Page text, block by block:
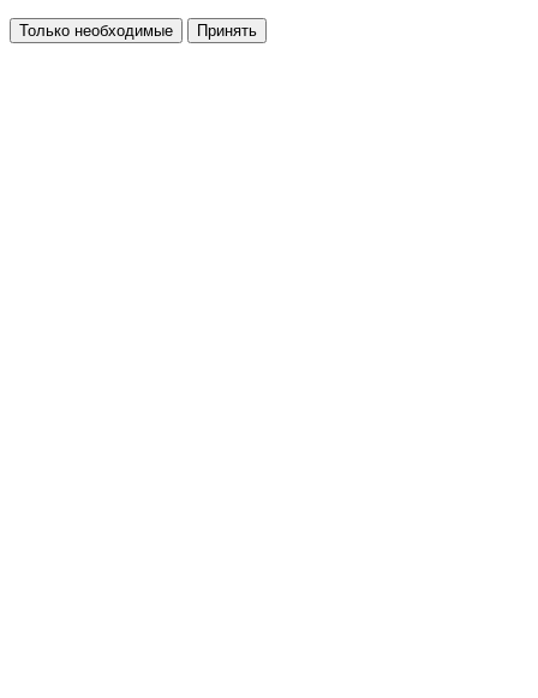
Только необходимые Принять